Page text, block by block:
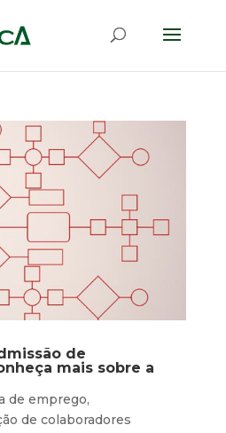
de
mais sobre a
de emprego,
de colaboradores